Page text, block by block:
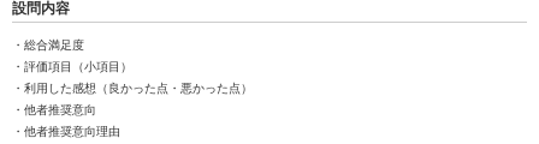
設問内容
・総合満足度
・評価項目（小項目）
・利用した感想（良かった点・悪かった点）
・他者推奨意向
・他者推奨意向理由